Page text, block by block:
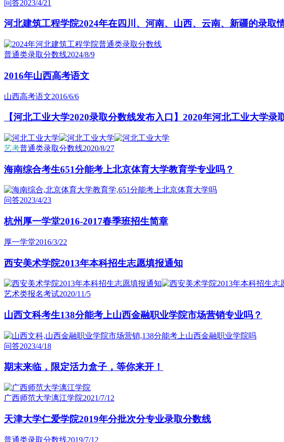
问答2023/4/21
河北建筑工程学院2024年在四川、河南、山西、云南、新疆的录取
普通类录取分数线2024/8/9
2016年山西高考语文
山西高考语文2016/6/6
【河北工业大学2020录取分数线发布入口】2020年河北工业大学
艺考普通类录取分数线2020/8/27
海南综合考生651分能考上北京体育大学教育学专业吗？
问答2023/4/23
杭州厚一学堂2016-2017春季班招生简章
厚一学堂2016/3/22
西安美术学院2013年本科招生志愿填报通知
艺术类报名考试2020/11/5
山西文科考生138分能考上山西金融职业学院市场营销专业吗？
问答2023/4/18
期末来临，限定活力盒子，等你来开！
广西师范大学漓江学院2021/7/12
天津大学仁爱学院2019年分批次分专业录取分数线
普通类录取分数线2019/7/12